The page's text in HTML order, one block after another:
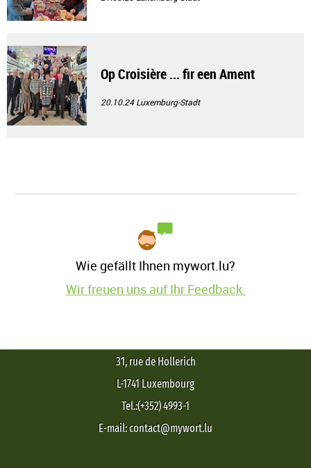
Op Croisière ... fir een Ament
20.10.24Luxemburg-Stadt
Wie gefällt Ihnen mywort.lu?
Wir freuen uns auf Ihr Feedback.
31, rue de Hollerich
L-1741 Luxembourg
Tel.:(+352) 4993-1
E-mail: contact@mywort.lu